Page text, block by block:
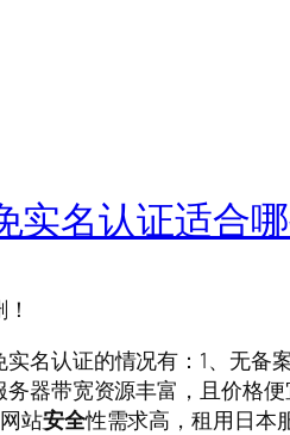
实名认证适合
实名认证的情况有：1、无备
器带宽资源丰富，且价格
站安全性需求高，租用日本